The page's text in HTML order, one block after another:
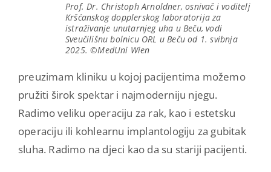
Prof. Dr. Christoph Arnoldner, osnivač i voditelj
Kršćanskog dopplerskog laboratorija za
istraživanje unutarnjeg uha u Beču, vodi
Sveučilišnu bolnicu ORL u Beču od 1. svibnja
2025. ©MedUni Wien
preuzimam kliniku u kojoj pacijentima možemo
pružiti širok spektar i najmoderniju njegu.
Radimo veliku operaciju za rak, kao i estetsku
operaciju ili kohlearnu implantologiju za gubitak
sluha. Radimo na djeci kao da su stariji pacijenti.